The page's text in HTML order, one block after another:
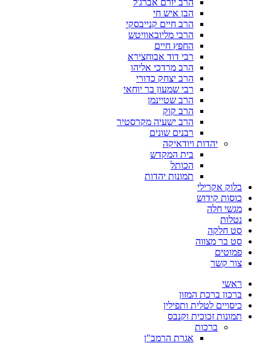
הבן איש חי
הרב חיים קנייבסקי
הרבי מליובאוויטש
החפץ חיים
רבי דוד אבוחצירא
הרב מרדכי אליהו
הרב יצחק כדורי
רבי שמעון בר יוחאי
הרב שטיינמן
הרב קוק
הרב ישעיה מקרסטיר
רבנים שונים
יהדות ויודאיקה
בית המקדש
הכותל
תמונות יהדות
בלוק אקרילי
כוסות קידוש
מגשי חלה
נטלות
סט חלקה
סט בר מצווה
פמוטים
צור קשר
ראשי
ברכון ברכת המזון
כיסויים לטלית ותפילין
תמונות זכוכית וקנבס
ברכות
אגרת הרמב"ן